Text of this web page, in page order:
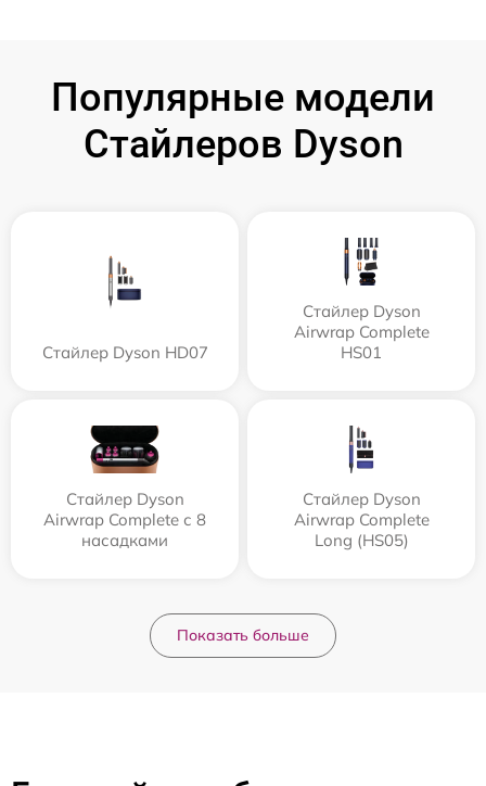
Популярные модели
Стайлеров Dyson
Стайлер Dyson HD07
Стайлер Dyson
Airwrap Complete
HS01
Стайлер Dyson
Airwrap Complete с 8
насадками
Стайлер Dyson
Airwrap Complete
Long (HS05)
Показать больше